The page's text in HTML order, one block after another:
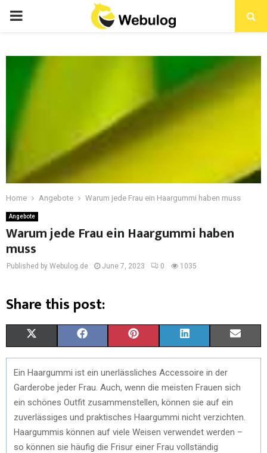
Home Angebote Warum jede Frau ein Haargummi haben muss
Angebote
Warum jede Frau ein Haargummi haben
muss
Published by Webulog.de June 7, 2023 0 1035
Share this post:
(
T
W
I
A
C
E
B
I
N
T
E
I
N
K
E
D
M
Ein Haargummi ist ein unerlässliches Accessoire in der
Garderobe jeder Frau. Auch, wenn die meisten Frauen sich
ein schönes Outfit zusammenstellen, können sie auf ein
zuverlässiges und praktisches Haargummi nicht verzichten.
Haargummis können auf viele Weisen verwendet werden –
so können sie häufig die Frisur einer Frau vollständig